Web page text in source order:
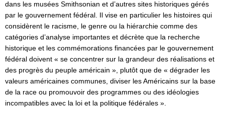
dans les musées Smithsonian et d’autres sites historiques gérés
par le gouvernement fédéral. Il vise en particulier les histoires qui
considèrent le racisme, le genre ou la hiérarchie comme des
catégories d’analyse importantes et décrète que la recherche
historique et les commémorations financées par le gouvernement
fédéral doivent « se concentrer sur la grandeur des réalisations et
des progrès du peuple américain », plutôt que de « dégrader les
valeurs américaines communes, diviser les Américains sur la base
de la race ou promouvoir des programmes ou des idéologies
incompatibles avec la loi et la politique fédérales ».